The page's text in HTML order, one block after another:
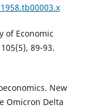
of Economic
89-93.
New
Omicron Delta